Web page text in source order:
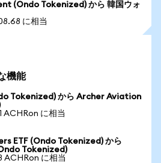
(Ondo Tokenized) から 韓国ウォ
に相当
機能
Tokenized) から Archer Aviation
ACHRon に相当
ETF (Ondo Tokenized) から
Tokenized)
ACHRon に相当